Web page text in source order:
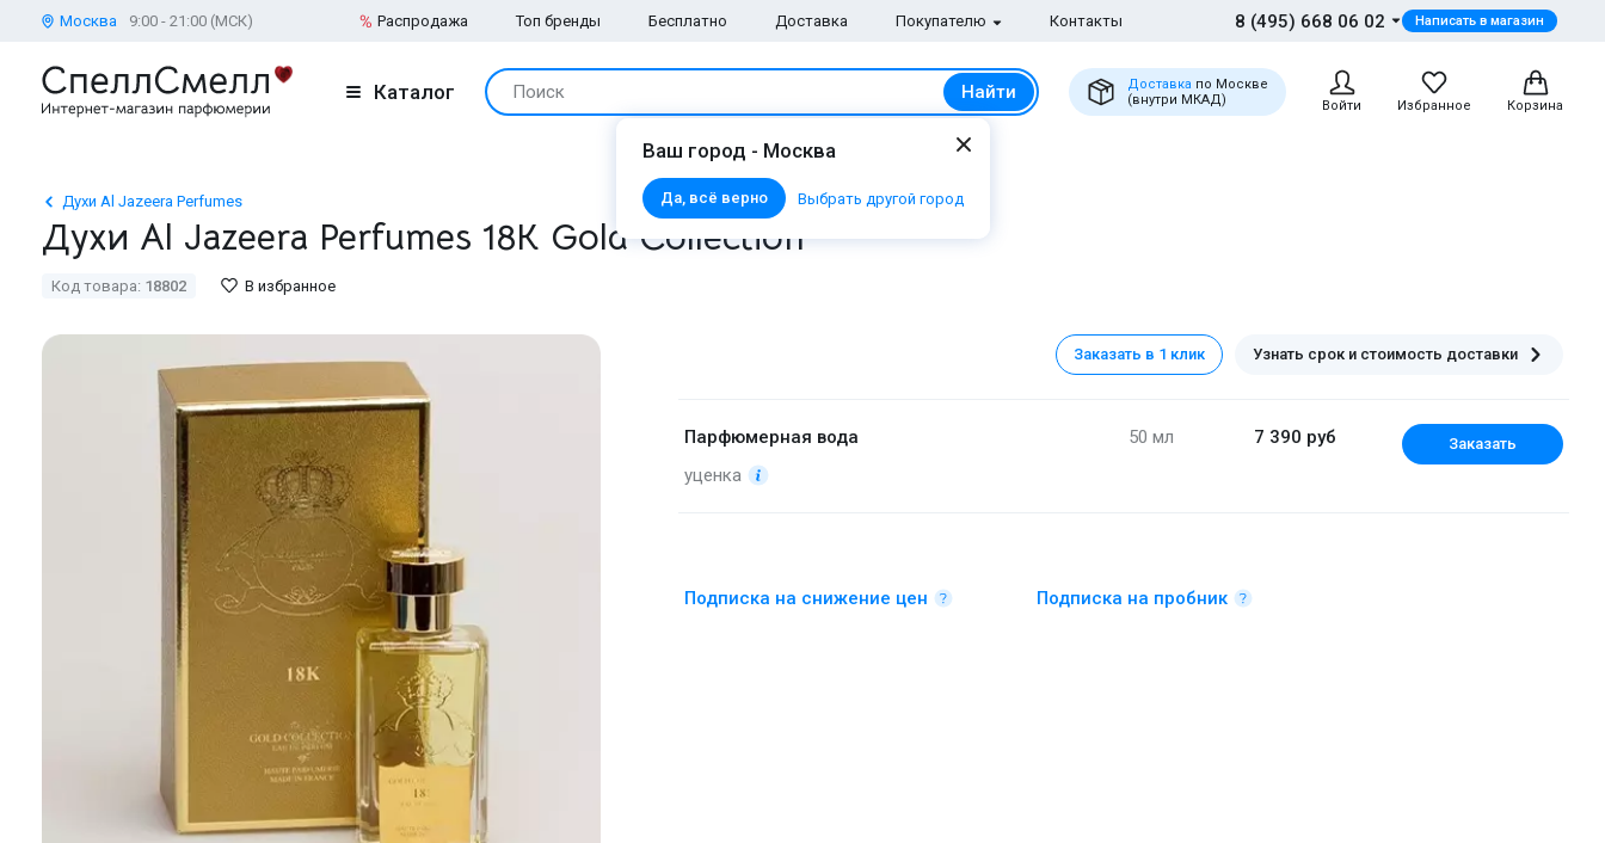
Москва 9:00 - 21:00 (МСК) Распродажа Топ бренды Бесплатно Доставка Покупателю Контакты 8 (495) 668 06 02 Написать в магазин
Каталог Поиск Найти Доставка по Москве
(внутри МКАД)
Войти Избранное Корзина
Ваш город - Москва
Да, всё верно Выбрать другой город
Духи Al Jazeera Perfumes
Духи Al Jazeera Perfumes 18K Gold Collection
Код товара: 18802 В избранное
Заказать в 1 клик Узнать срок и стоимость доставки
Парфюмерная вода
уценка
7 390 руб
50 мл Заказать
Подписка на снижение цен Подписка на пробник